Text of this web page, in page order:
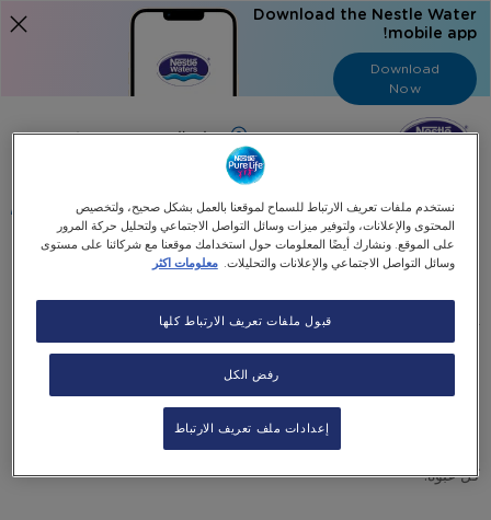
Download the Nestle Water
mobile app!
Download
Now
Language
عربي
معلومات عنا
تمثّل نستله® بيور لايف® الوعد بتقديم مياه ذات جودة عالية بطعم لذيذ قليل
الصوديوم التي يمكن لعائلتك أن تثق بها. طعمها العذب والمنعش، سلاستها
وجودتها التي لا تقارن تلبّي احتياجات الارتواء اليومية لكل أفراد عائلتك.
في جميع مراحل عمليات نستله® بيور لايف®، تخضع المياه لمستويات عالية
من التنقية ومن ثم يتم إضافة المعادن الأساسية إليها بواسطة نظام آليّ
مبرمج لإنتاج مياه آمنة وصحية ذات طعم رائع تضمن جودة ونقاء المياه في
كل عبوة.
نستخدم ملفات تعريف الارتباط للسماح لموقعنا بالعمل بشكل صحيح، ولتخصيص
المحتوى والإعلانات، ولتوفير ميزات وسائل التواصل الاجتماعي ولتحليل حركة المرور
على الموقع. ونشارك أيضًا المعلومات حول استخدامك موقعنا مع شركائنا على مستوى
وسائل التواصل الاجتماعي والإعلانات والتحليلات.
معلومات اكثر
رفض الكل
قبول ملفات تعريف الارتباط كلها
إعدادات ملف تعريف الارتباط